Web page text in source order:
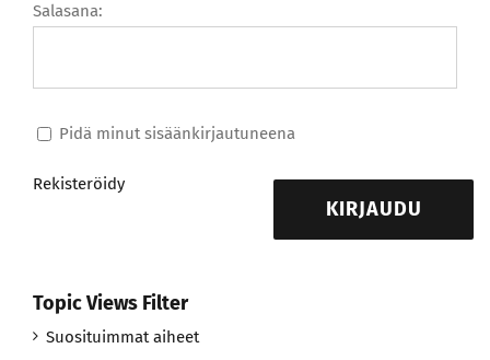
Salasana:
Pidä minut sisäänkirjautuneena
KIRJAUDU
Rekisteröidy
Topic Views Filter
Suosituimmat aiheet